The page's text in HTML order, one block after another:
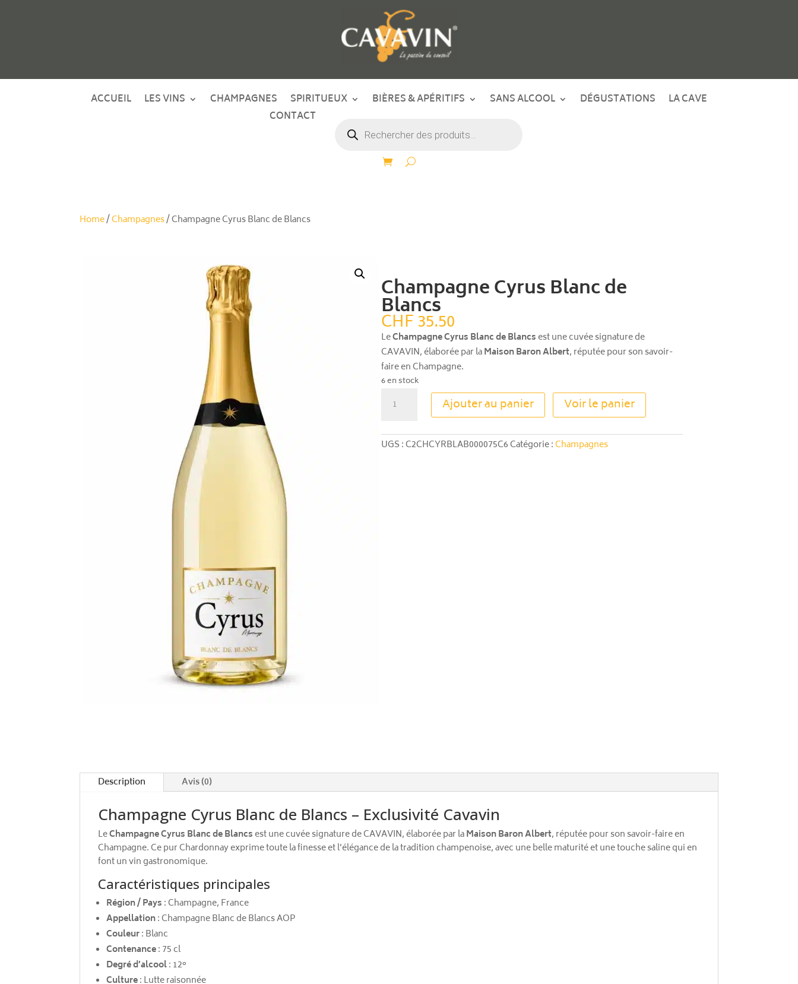
ACCUEIL LES VINS CHAMPAGNES SPIRITUEUX BIÈRES & APÉRITIFS SANS ALCOOL DÉGUSTATIONS
LA CAVE
CONTACT
produits
Home/Champagnes/ Champagne Cyrus Blanc de Blancs
Champagne Cyrus Blanc de
Blancs
CHF35.50
LeChampagne Cyrus Blanc de Blancsest une cuvée signature de
CAVAVIN, élaborée par laMaison Baron Albert, réputée pour son savoir-
faire en Champagne.
6 en stock
Cyrus
Blanc
Ajouter au panier Voir le panier
A
e
UGS :C2CHCYRBLAB000075C6Catégorie :Champagnes
Description Avis (0)
Champagne Cyrus Blanc de Blancs – Exclusivité Cavavin
LeChampagne Cyrus Blanc de Blancsest une cuvée signature de CAVAVIN, élaborée par laMaison Baron Albert, réputée pour son savoir-faire en
Champagne. Ce pur Chardonnay exprime toute la finesse et l’élégance de la tradition champenoise, avec une belle maturité et une touche saline qui en
font un vin gastronomique.
Caractéristiques principales
Région / Pays : Champagne, France
Appellation: Champagne Blanc de Blancs AOP
Couleur: Blanc
Contenance: 75 cl
Degré d’alcool: 12°
Culture: Lutte raisonnée